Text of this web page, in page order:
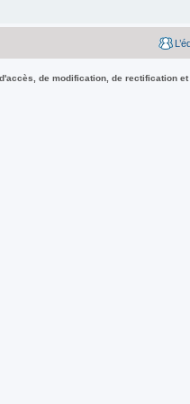
de modification, de rectification